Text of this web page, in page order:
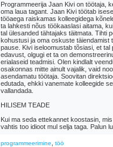
Programmeerija Jaan Kivi on töötaja,
oma laua tagant. Jaan Kivi töötab
tööaega raiskamas kolleegidega
ta lahkesti nõus töökaaslasi aitama,
tal ülesanded tähtajaks täitmata. Tihti
kohustusi ja oma oskuste täiendamist
pause. Kivi iseloomustab tõsiasi, et tal
edavust, olgugi et ta on
erialaseid teadmisi. Olen kindlalt
osakonnas mitte ainult vajalik, vaid
asendamatu töötaja. Soovitan
edutada, ehkki vanemate kolleegide
vallandada.
HILISEM TEADE
Kui ma seda ettekannet koostasin,
vahtis too idioot mul selja taga. Palun
programmeerimine töö